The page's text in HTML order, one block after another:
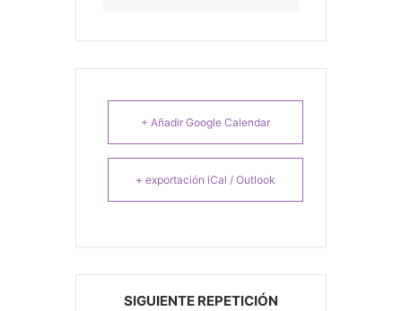
+ Añadir Google Calendar
+ exportación iCal / Outlook
SIGUIENTE REPETICIÓN